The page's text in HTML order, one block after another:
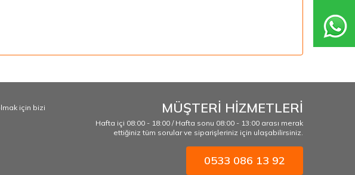
için bizi
MÜŞTERİ HİZMETLERİ
Hafta içi 08:00 - 18:00 / Hafta sonu 08:00 - 13:00 arası merak
ettiğiniz tüm sorular ve siparişleriniz için ulaşabilirsiniz.
0533 086 13 92